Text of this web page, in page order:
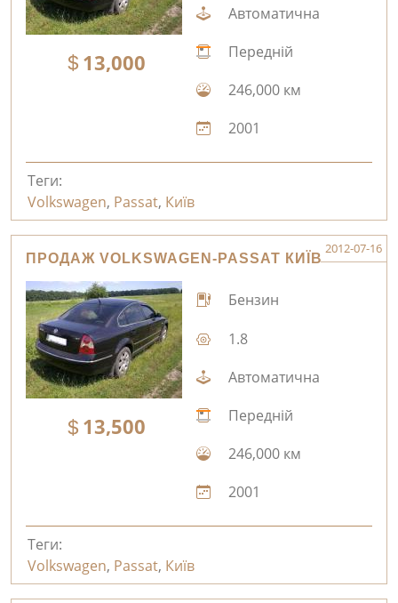
13,000
Автоматична
Передній
246,000 км
2001
Теги:
Volkswagen, Passat, Київ
ПРОДАЖ VOLKSWAGEN-PASSAT КИЇВ
2012-07-16
13,500
Бензин
1.8
Автоматична
Передній
246,000 км
2001
Теги:
Volkswagen, Passat, Київ